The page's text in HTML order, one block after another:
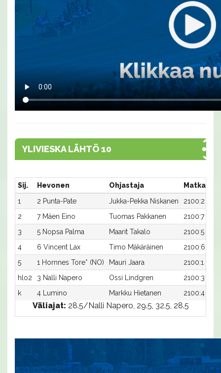
YLIVIESKA LÄHTÖ 10
Sij. Hevonen Ohjastaja
1
2 Punta-Pate Jukka-Pekka Niskanen
2100:2
2
7 Mäen Eino Tuomas Pakkanen
2100:7
3
5 Nopsa Palma Maarit Takalo
2100:5
4
6 Vincent Lax Timo Mäkäräinen
2100:6
5
1 Hornnes Tore* (NO) Mauri Jaara
2100:1
hlo2
3 Nalli Napero Ossi Lindgren
2100:3
k
4 Lumino Markku Hietanen 2100:4
Väliajat: 28.5/Nalli Napero, 29.5, 32.5, 28.5